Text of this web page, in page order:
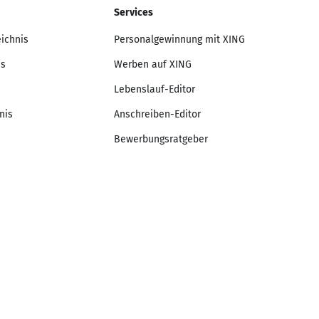
Services
Personalgewinnung mit XING
Werben auf XING
Lebenslauf-Editor
Anschreiben-Editor
Bewerbungsratgeber